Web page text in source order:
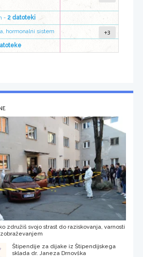
- 2 datoteki
hormonalni sistem
+3
združiš svojo strast do raziskovanja, varnosti
Štipendije za dijake iz Štipendijskega
sklada dr. Janeza Drnovška